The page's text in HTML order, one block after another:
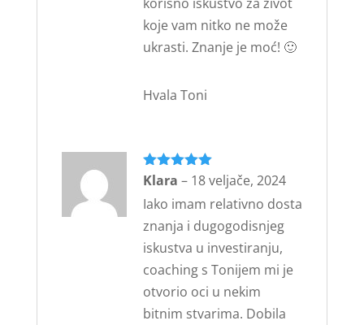
koje vam nitko ne može
ukrasti. Znanje je moć! 🙂
Hvala Toni
Ocijenjeno 5
Klara – 18 veljače, 2024
Iako imam relativno dosta
znanja i dugogodisnjeg
iskustva u investiranju,
coaching s Tonijem mi je
otvorio oci u nekim
bitnim stvarima. Dobila